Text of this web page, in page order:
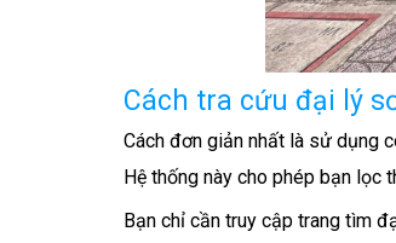
Cách tra cứu đại lý
Cách đơn giản nhất là sử dụng
Hệ thống này cho phép bạn lọc
Bạn chỉ cần truy cập trang tìm